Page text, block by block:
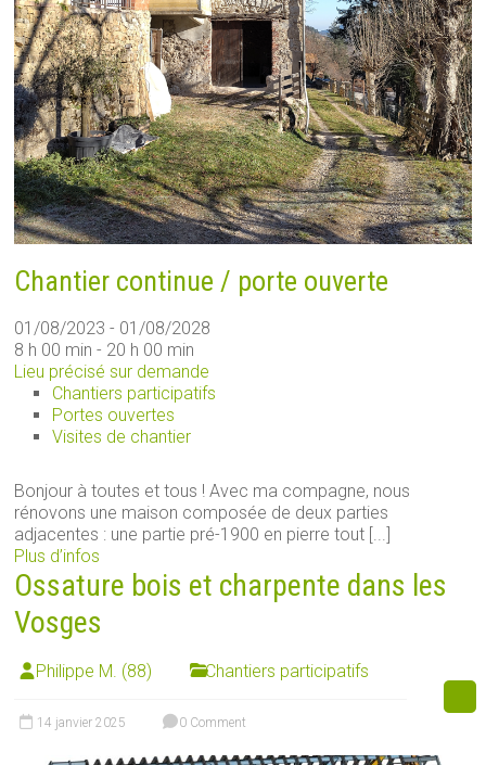
Chantier continue / porte ouverte
01/08/2023 - 01/08/2028
8 h 00 min - 20 h 00 min
Lieu précisé sur demande
Chantiers participatifs
Portes ouvertes
Visites de chantier
Bonjour à toutes et tous ! Avec ma compagne, nous
rénovons une maison composée de deux parties
adjacentes : une partie pré-1900 en pierre tout [...]
Plus d’infos
Ossature bois et charpente dans les
Vosges
Philippe M. (88) Chantiers participatifs
14 janvier 2025 0 Comment